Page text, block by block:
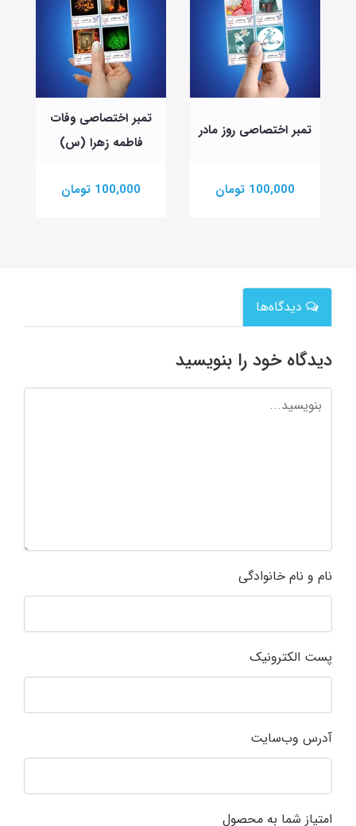
تمبر اختصاصی روز مادر
100,000 تومان
تمبر اختصاصی وفات
فاطمه زهرا (س)
100,000 تومان
دیدگاه‌ها
دیدگاه خود را بنویسید
نام و نام خانوادگی
پست الکترونیک
آدرس وب‌سایت
امتیاز شما به محصول